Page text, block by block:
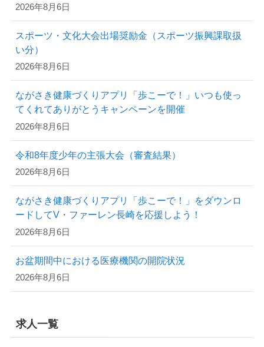
2026年8月6日
スポーツ・文化大会出場奨励金（スポーツ振興課取扱
い分）
2026年8月6日
ながさき健康づくりアプリ「歩こーで！」いつも使っ
てくれてありがとうキャンペーンを開催
2026年8月6日
令和8年度少年の主張大会（審査結果）
2026年8月6日
ながさき健康づくりアプリ「歩こーで！」をダウンロ
ードしてV・ファーレン長崎を応援しよう！
2026年8月6日
お盆期間中における医療機関の開院状況
2026年8月6日
求人一覧